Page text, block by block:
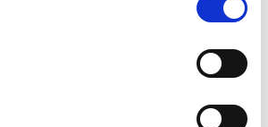
för 2027 /
Burde kalender
30 dagarna är 179 kr (2026-08-07)